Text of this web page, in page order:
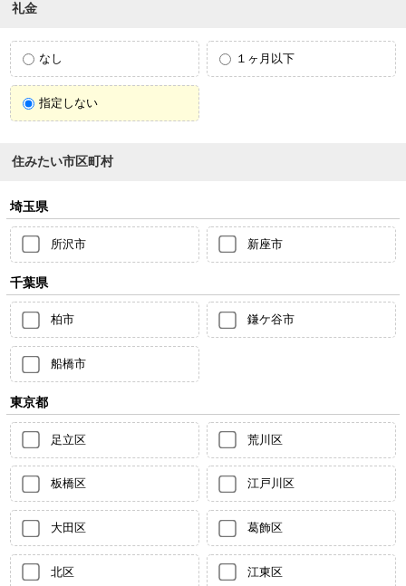
礼金
なし １ヶ月以下
指定しない
住みたい市区町村
埼玉県
所沢市 新座市
千葉県
柏市 鎌ケ谷市
船橋市
東京都
足立区 荒川区
板橋区 江戸川区
大田区 葛飾区
北区 江東区